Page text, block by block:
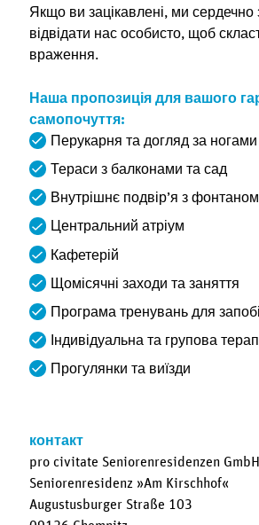
Якщо ви зацікавлені, ми
відвідати нас особисто, щоб
враження.
Наша пропозиція для вашого
самопочуття:
Перукарня та догляд за
Тераси з балконами та сад
Внутрішнє подвір’я з фонтаном
Центральний атріум
Кафетерій
Щомісячні заходи та заняття
Програма тренувань для
Індивідуальна та групова
Прогулянки та виїзди
контакт
pro civitate Seniorenresidenzen GmbH
Seniorenresidenz »Am Kirschhof«
Augustusburger Straße 103